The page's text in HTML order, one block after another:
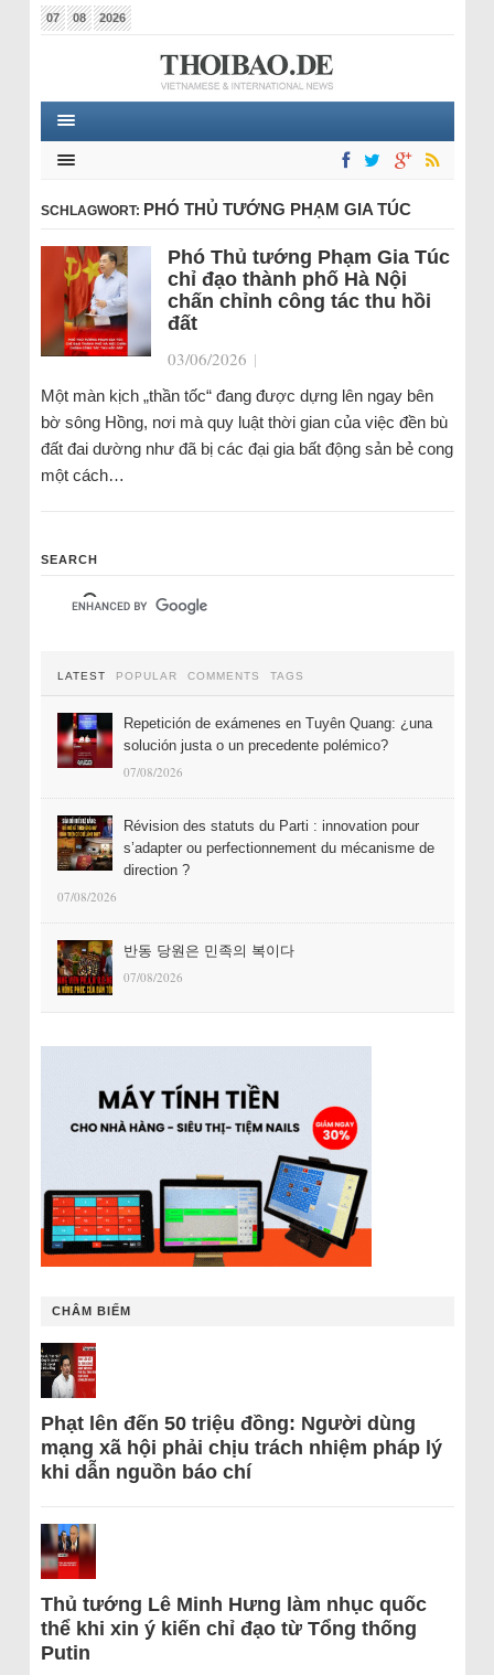
07 08 2026
SCHLAGWORT: PHÓ THỦ TƯỚNG PHẠM GIA TÚC
Phó Thủ tướng Phạm Gia Túc
chỉ đạo thành phố Hà Nội
chấn chỉnh công tác thu hồi
đất
03/06/2026 |
Một màn kịch „thần tốc“ đang được dựng lên ngay bên
bờ sông Hồng, nơi mà quy luật thời gian của việc đền bù
đất đai dường như đã bị các đại gia bất động sản bẻ cong
một cách…
SEARCH
LATEST POPULAR COMMENTS TAGS
Repetición de exámenes en Tuyên Quang: ¿una
solución justa o un precedente polémico?
07/08/2026
Révision des statuts du Parti : innovation pour
s’adapter ou perfectionnement du mécanisme de
direction ?
07/08/2026
반동 당원은 민족의 복이다
07/08/2026
CHÂM BIẾM
Phạt lên đến 50 triệu đồng: Người dùng
mạng xã hội phải chịu trách nhiệm pháp lý
khi dẫn nguồn báo chí
Thủ tướng Lê Minh Hưng làm nhục quốc
thể khi xin ý kiến chỉ đạo từ Tổng thống
Putin